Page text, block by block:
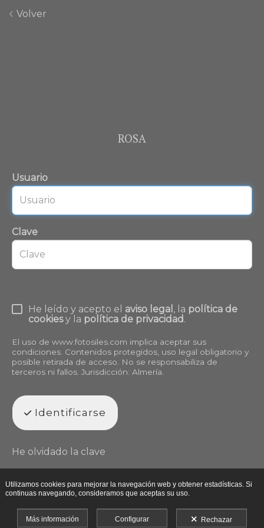
Volver
ROSA
Usuario
Clave
He leído y acepto el aviso legal , la política de
cookiesy la política de privacidad.
El uso de www.fotosiles.com implica aceptar sus
condiciones. Contenidos protegidos, uso legal obligatorio y
posible retirada de acceso. No se responsabiliza de
terceros ni fallos. Jurisdicción: Almería.
Identificarse
He olvidado la clave
Utilizamos cookies para mejorar la navegación web y obtener estadísticas. Si
continuas navegando, consideramos que aceptas su uso.
Más información Configurar Rechazar